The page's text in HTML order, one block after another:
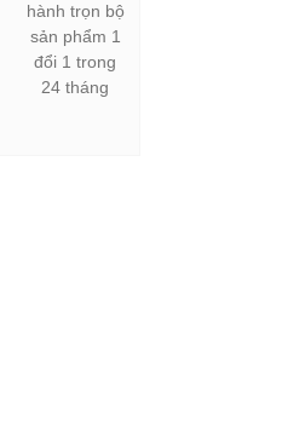
hành trọn bộ
sản phẩm 1
đổi 1 trong
24 tháng